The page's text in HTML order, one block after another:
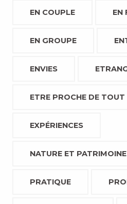
EN COUPLE EN
EN GROUPE
ENVIES
ETRE PROCHE DE TOUT
EXPÉRIENCES
NATURE ET PATRIMOINE
PRATIQUE